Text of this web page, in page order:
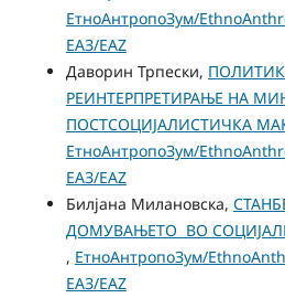
ЕтноАнтропоЗум/
ЕАЗ/EAZ
Даворин Трпески,
РЕИНТЕРПРЕТИРАЊЕ НА
ПОСТСОЦИЈАЛИСТИЧКА
ЕтноАнтропоЗум/
ЕАЗ/EAZ
Билјана Милановска,
ДОМУВАЊЕТО ВО
, ЕтноАнтропоЗум/
ЕАЗ/EAZ